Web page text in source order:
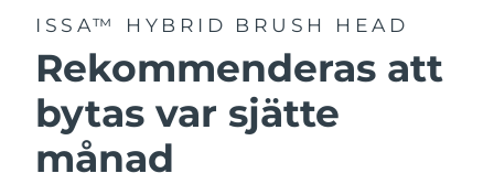
ISSA™ HYBRID BRUSH HEAD
Rekommenderas att
bytas var sjätte
månad